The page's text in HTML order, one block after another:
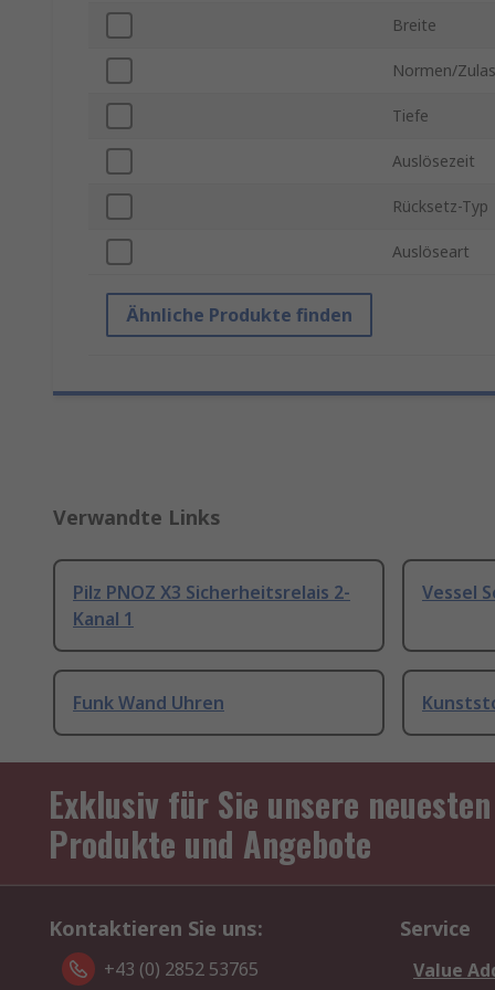
Breite
Normen/
Tiefe
Auslösezeit
Rücksetz-Typ
Auslöseart
Ähnliche Produkte finden
Verwandte Links
Pilz PNOZ X3 Sicherheitsrelais 2-
Kanal 1
Vessel
Funk Wand Uhren
Exklusiv für Sie unsere neuesten
Produkte und Angebote
Kontaktieren Sie uns:
+43 (0) 2852 53765
Service
Value